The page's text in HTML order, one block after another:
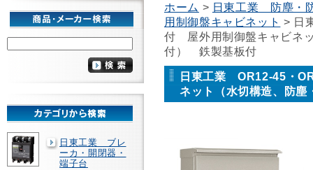
ケ
ッ
ト
な
で
販
売
日東工業 ブレ
ーカ・開閉器・
端子台
ホーム > 日東工業 防塵・
用制御盤キャビネット > 日
付 屋外用制御盤キャビネ
付） 鉄製基板付
日東工業 OR12-45・
ネット（水切構造、防